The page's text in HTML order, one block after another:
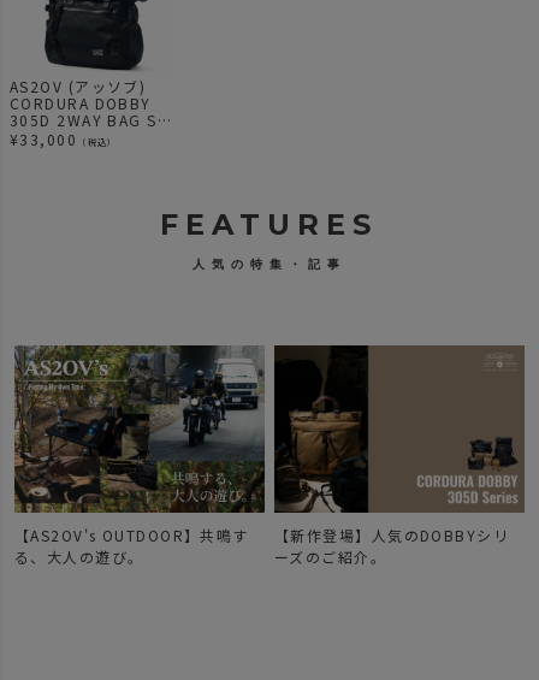
AS2OV (アッソブ)
CORDURA DOBBY
305D 2WAY BAG S
ショルダー メッセン
ジャーバッグ
¥33,000 （税込）
FEATURES
人気の特集・記事
【AS2OV's OUTDOOR】共鳴す
る、大人の遊び。
【新作登場】人気のDOBBYシリ
ーズのご紹介。